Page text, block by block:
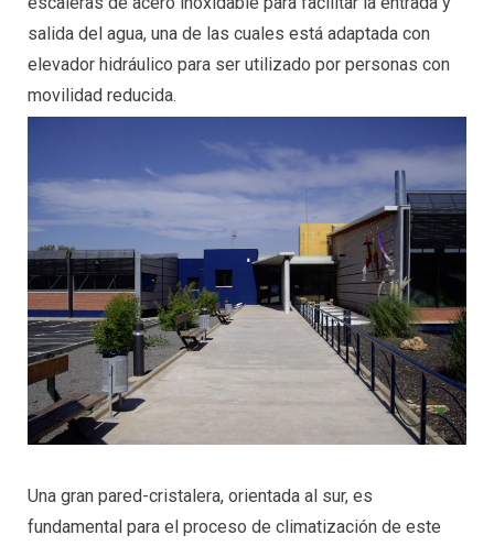
salida del agua, una de las cuales está adaptada con
elevador hidráulico para ser utilizado por personas con
movilidad reducida.
Una gran pared-cristalera, orientada al sur, es
fundamental para el proceso de climatización de este